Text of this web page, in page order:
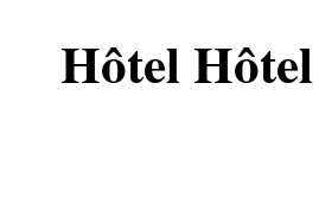
Hôtel Hôtel